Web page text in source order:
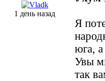
1 день назад
Я
юга,
Увы
так